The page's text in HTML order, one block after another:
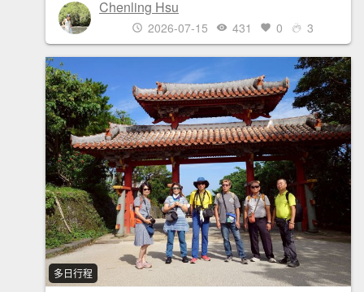
Chenling Hsu
2026-07-15 431 0 3
多日行程